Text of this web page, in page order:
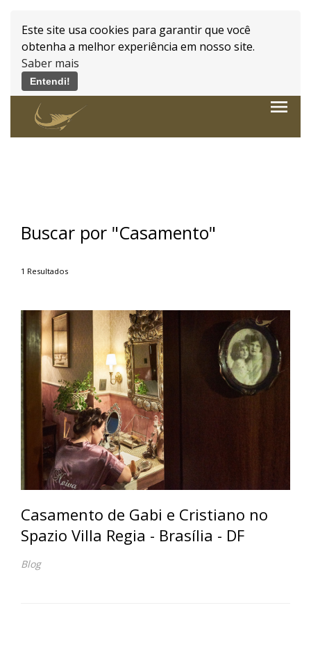
Este site usa cookies para garantir que você
obtenha a melhor experiência em nosso site.
Saber mais
Entendi!
menu
Buscar por "Casamento"
1 Resultados
Casamento de Gabi e Cristiano no
Spazio Villa Regia - Brasília - DF
Blog